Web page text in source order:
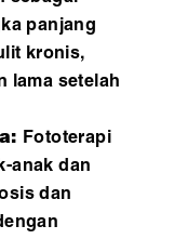
panjang
kronis,
lama setelah
Fototerapi
anak dan
dan